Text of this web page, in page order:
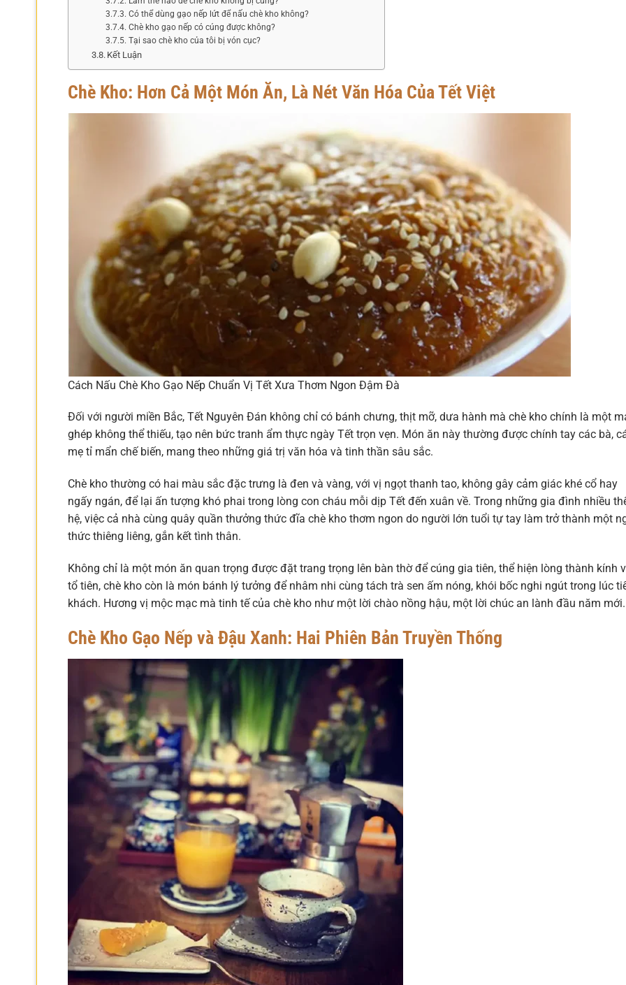
Có thể dùng gạo nếp lứt để nấu chè kho không?
Chè kho gạo nếp có cúng được không?
Tại sao chè kho của tôi bị vón cục?
Kết Luận
Chè Kho: Hơn Cả Một Món Ăn, Là Nét Văn Hóa Của Tết Việt
Cách Nấu Chè Kho Gạo Nếp Chuẩn Vị Tết Xưa Thơm Ngon Đậm Đà
Đối với người miền Bắc, Tết Nguyên Đán không chỉ có bánh chưng, thịt mỡ, dưa hành mà chè kho chính là một
ghép không thể thiếu, tạo nên bức tranh ẩm thực ngày Tết trọn vẹn. Món ăn này thường được chính tay các bà,
mẹ tỉ mẩn chế biến, mang theo những giá trị văn hóa và tinh thần sâu sắc.
Chè kho thường có hai màu sắc đặc trưng là đen và vàng, với vị ngọt thanh tao, không gây cảm giác khé cổ hay
ngấy ngán, để lại ấn tượng khó phai trong lòng con cháu mỗi dịp Tết đến xuân về. Trong những gia đình nhiều
hệ, việc cả nhà cùng quây quần thưởng thức đĩa chè kho thơm ngon do người lớn tuổi tự tay làm trở thành một
thức thiêng liêng, gắn kết tình thân.
Không chỉ là một món ăn quan trọng được đặt trang trọng lên bàn thờ để cúng gia tiên, thể hiện lòng thành kính
tổ tiên, chè kho còn là món bánh lý tưởng để nhâm nhi cùng tách trà sen ấm nóng, khói bốc nghi ngút trong lúc
khách. Hương vị mộc mạc mà tinh tế của chè kho như một lời chào nồng hậu, một lời chúc an lành đầu năm mới.
Chè Kho Gạo Nếp và Đậu Xanh: Hai Phiên Bản Truyền Thống